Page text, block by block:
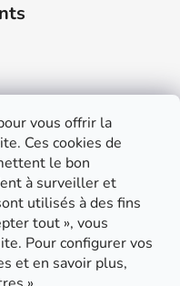
vous offrir la
Ces cookies de
le bon
à surveiller et
utilisés à des fins
tout », vous
Pour configurer vos
et en savoir plus,